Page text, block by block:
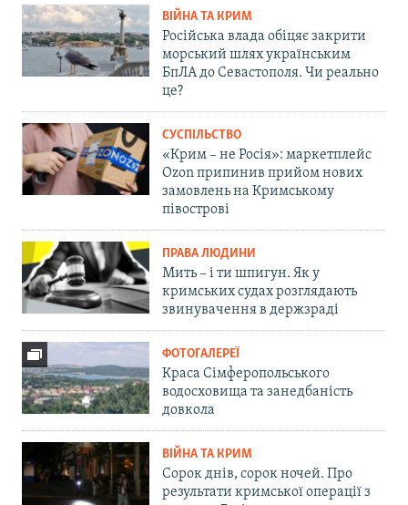
ВІЙНА ТА КРИМ
Російська влада обіцяє закрити
морський шлях українським
БпЛА до Севастополя. Чи реально
це?
СУСПІЛЬСТВО
«Крим – не Росія»: маркетплейс
Ozon припинив прийом нових
замовлень на Кримському
півострові
ПРАВА ЛЮДИНИ
Мить – і ти шпигун. Як у
кримських судах розглядають
звинувачення в держзраді
ФОТОГАЛЕРЕЇ
Краса Сімферопольського
водосховища та занедбаність
довкола
ВІЙНА ТА КРИМ
Сорок днів, сорок ночей. Про
результати кримської операції з